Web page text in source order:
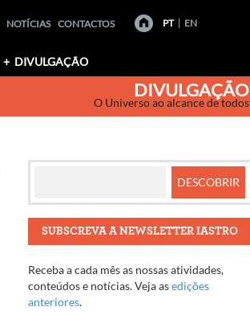
NOTÍCIAS CONTACTOS PT EN
DIVULGAÇÃO
DIVULGAÇÃO
O Universo ao alcance de todos
SUBSCREVA A NEWSLETTER IASTRO
Receba a cada mês as nossas atividades,
conteúdos e notícias. Veja asedições
anteriores.